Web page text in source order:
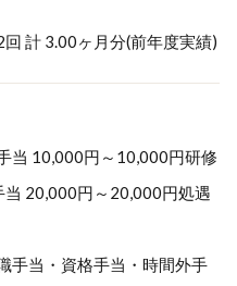
計 3.00ヶ月分(前年度実績)
当 10,000円～10,000円研修
20,000円～20,000円処遇
手当・資格手当・時間外手